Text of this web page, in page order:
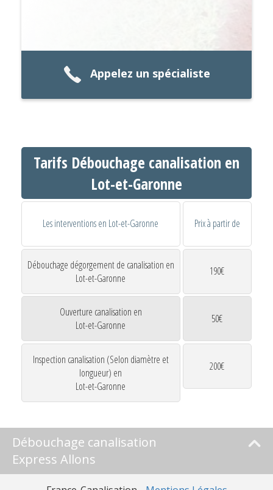
Appelez un spécialiste
Tarifs Débouchage canalisation en
Lot-et-Garonne
Les interventions en Lot-et-Garonne Prix à partir de
Débouchage dégorgement de canalisation en
Lot-et-Garonne
190€
Ouverture canalisation en
Lot-et-Garonne
50€
Inspection canalisation (Selon diamètre et
longueur) en
Lot-et-Garonne
200€
Débouchage canalisation
Express Allons